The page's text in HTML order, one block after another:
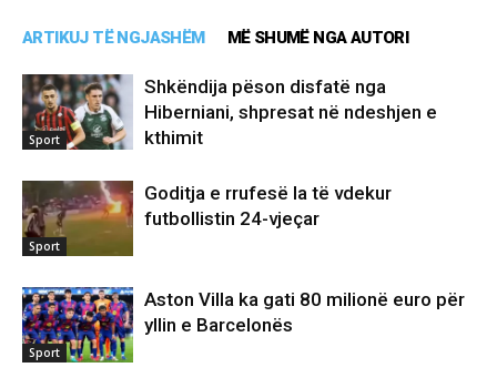
ARTIKUJ TË NGJASHËM MË SHUMË NGA AUTORI
Sport
Shkëndija pëson disfatë nga
Hiberniani, shpresat në ndeshjen e
kthimit
Sport
Goditja e rrufesë la të vdekur
futbollistin 24-vjeçar
Sport
Aston Villa ka gati 80 milionë euro për
yllin e Barcelonës